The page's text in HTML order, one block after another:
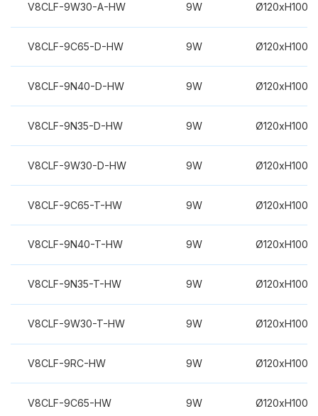
V8CLF-9W30-A-HW 9W
V8CLF-9C65-D-HW 9W
V8CLF-9N40-D-HW 9W
V8CLF-9N35-D-HW 9W
V8CLF-9W30-D-HW 9W
V8CLF-9C65-T-HW 9W
V8CLF-9N40-T-HW 9W
V8CLF-9N35-T-HW 9W
V8CLF-9W30-T-HW 9W
V8CLF-9RC-HW 9W
V8CLF-9C65-HW 9W